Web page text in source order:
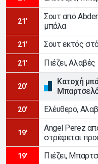
21'
Σουτ από
μπάλα
21' Σουτ εκτός
21' Πιέζει, Αλαβές
20'
Κατοχή
20' Ελέυθερο,
19'
Angel Perez
στρέφεται
19' Πιέζει,